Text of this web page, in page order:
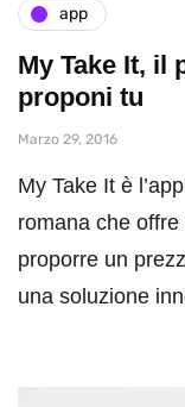
app
My Take It, il
proponi tu
Marzo 29, 2016
My Take It è
romana che
proporre un
una soluzione